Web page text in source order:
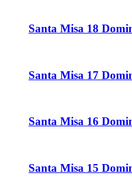
Santa Misa 18
Santa Misa 17
Santa Misa 16
Santa Misa 15